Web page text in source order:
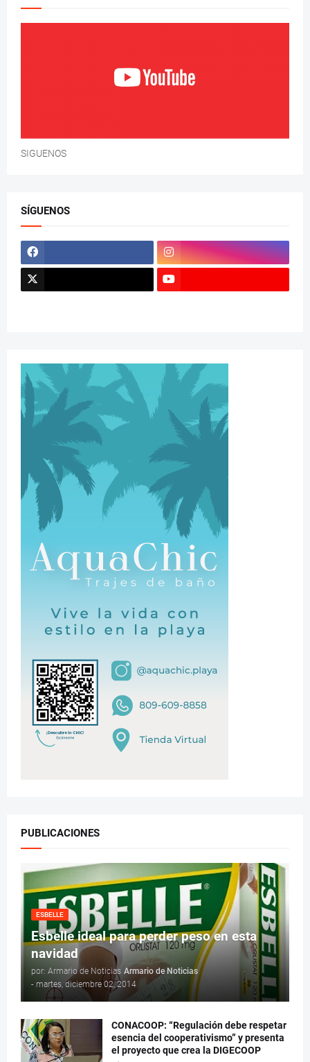
SIGUENOS
SÍGUENOS
PUBLICACIONES
ESBELLE
Esbelle ideal para perder peso en esta
navidad
por: Armario de Noticias Armario de Noticias
- martes, diciembre 02, 2014
CONACOOP: “Regulación debe respetar
esencia del cooperativismo” y presenta
el proyecto que crea la DIGECOOP